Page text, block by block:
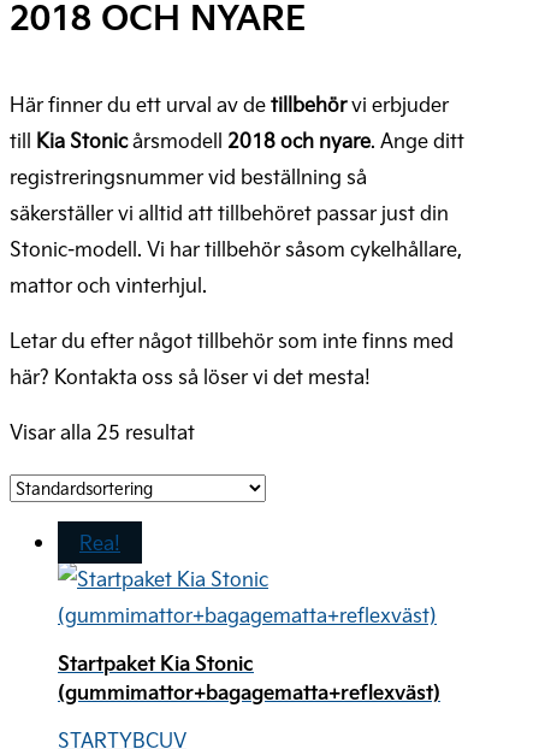
2018 OCH NYARE
Här finner du ett urval av detillbehörvi erbjuder
till Kia Stonicårsmodell 2018 och nyare. Ange ditt
registreringsnummer vid beställning så
säkerställer vi alltid att tillbehöret passar just din
Stonic-modell. Vi har tillbehör såsom cykelhållare,
mattor och vinterhjul.
Letar du efter något tillbehör som inte finns med
här? Kontakta oss så löser vi det mesta!
Visar alla 25 resultat
Rea!
Startpaket Kia Stonic
(gummimattor+bagagematta+reflexväst)
STARTYBCUV